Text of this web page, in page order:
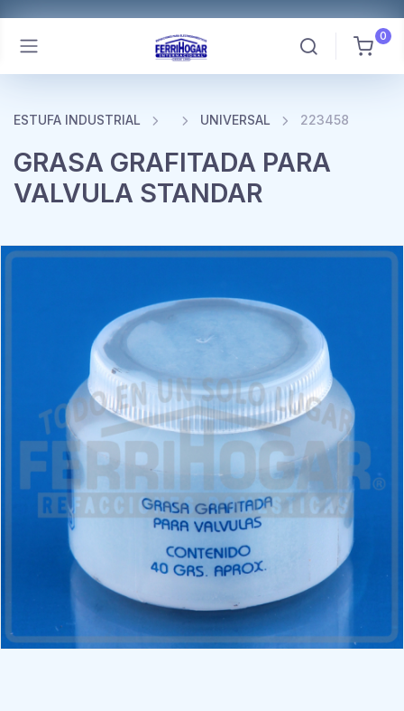
0
ESTUFA INDUSTRIAL UNIVERSAL 223458
GRASA GRAFITADA PARA
VALVULA STANDAR